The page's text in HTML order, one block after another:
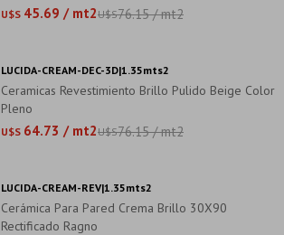
U$S 45.69 / mt2U$S76.15 / mt2
Ceramicas Revestimiento Brillo Pulido Beige Color
Pleno
U$S 64.73 / mt2U$S76.15 / mt2
LUCIDA-CREAM-DEC-3D|1.35mts2
Cerámica Para Pared Crema Brillo 30X90
Rectificado Ragno
LUCIDA-CREAM-REV|1.35mts2